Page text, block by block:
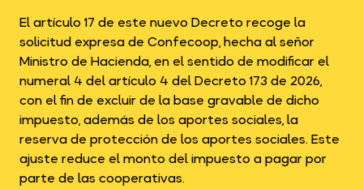
El artículo 17 de este nuevo Decreto recoge la
solicitud expresa de Confecoop, hecha al señor
Ministro de Hacienda, en el sentido de modificar el
numeral 4 del artículo 4 del Decreto 173 de 2026,
con el fin de excluir de la base gravable de dicho
impuesto, además de los aportes sociales, la
reserva de protección de los aportes sociales. Este
ajuste reduce el monto del impuesto a pagar por
parte de las cooperativas.